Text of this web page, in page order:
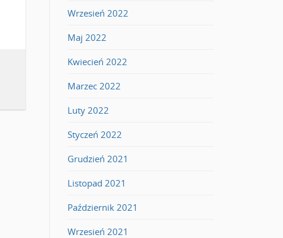
Wrzesień 2022
Maj 2022
Kwiecień 2022
Marzec 2022
Luty 2022
Styczeń 2022
Grudzień 2021
Listopad 2021
Październik 2021
Wrzesień 2021